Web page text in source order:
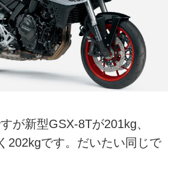
が新型GSX-8Tが201kg、
202kgです。だいたい同じで